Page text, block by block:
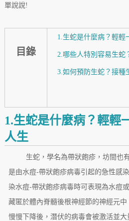
單說說!
目錄
1.生蛇是什麼病？輕輕
2.哪些人特別容易生蛇
3.如何預防生蛇？接種
1.生蛇是什麼病？輕輕
人生
生蛇，學名為帶狀皰疹，坊間也
是由水痘-帶狀皰疹病毒引起的急性感
染水痘-帶狀皰疹病毒時可表現為水痘
藏匿於體內脊髓後根神經節的神經元
慢慢下降後，潛伏的病毒會被激活並